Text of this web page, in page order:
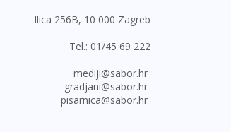
Ilica 256B, 10 000 Zagreb
Tel.: 01/45 69 222
mediji@sabor.hr
gradjani@sabor.hr
pisarnica@sabor.hr